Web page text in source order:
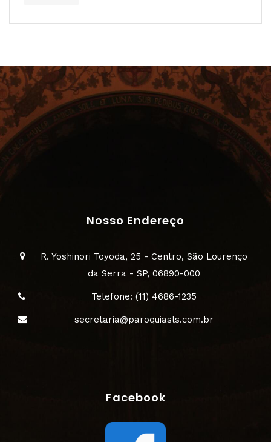
Nosso Endereço
R. Yoshinori Toyoda, 25 - Centro, São Lourenço
da Serra - SP, 06890-000
Telefone: (11) 4686-1235
secretaria@paroquiasls.com.br
Facebook